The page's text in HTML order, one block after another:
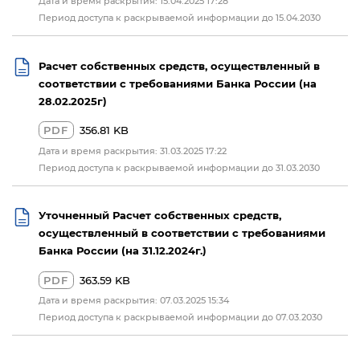
Период доступа к раскрываемой информации до 15.04.2030
Расчет собственных средств, осуществленный в
соответствии с требованиями Банка России (на
28.02.2025г)
PDF 356.81 KB
Дата и время раскрытия: 31.03.2025 17:22
Период доступа к раскрываемой информации до 31.03.2030
Уточненный Расчет собственных средств,
осуществленный в соответствии с требованиями
Банка России (на 31.12.2024г.)
PDF 363.59 KB
Дата и время раскрытия: 07.03.2025 15:34
Период доступа к раскрываемой информации до 07.03.2030